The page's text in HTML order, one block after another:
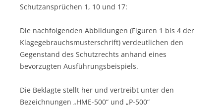
Schutzansprüchen 1, 10 und 17:
Die nachfolgenden Abbildungen (Figuren 1 bis 4 der
Klagegebrauchsmusterschrift) verdeutlichen den
Gegenstand des Schutzrechts anhand eines
bevorzugten Ausführungsbeispiels.
Die Beklagte stellt her und vertreibt unter den
Bezeichnungen „HME-500“ und „P-500“